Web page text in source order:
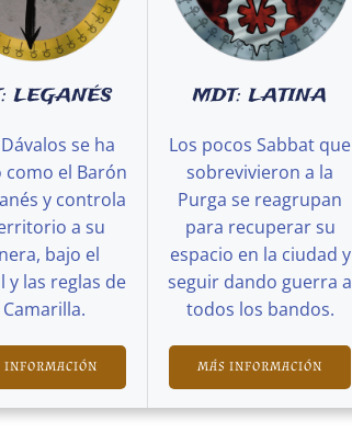
LEGANÉS
se ha
como el Barón
y controla
a su
bajo el
y las reglas de
Camarilla.
INFORMACIÓN
MDT: LATINA
Los pocos Sabbat que
sobrevivieron a la
Purga se reagrupan
para recuperar su
espacio en la ciudad y
seguir dando guerra a
todos los bandos.
MÁS INFORMACIÓN